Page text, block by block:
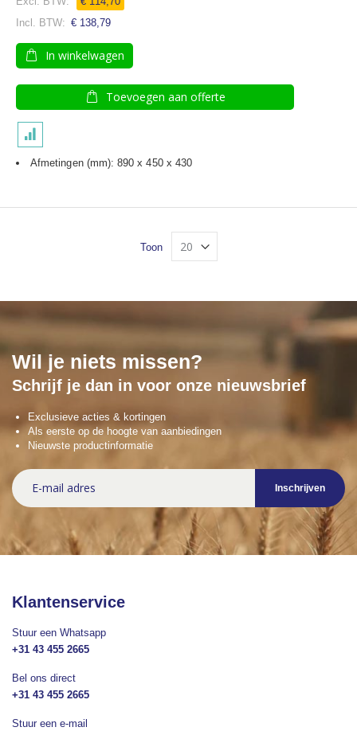
€ 138,79
In winkelwagen
Toevoegen aan offerte
Afmetingen (mm): 890 x 450 x 430
Toon
Wil je niets missen?
Schrijf je dan in voor onze nieuwsbrief
Exclusieve acties & kortingen
Als eerste op de hoogte van aanbiedingen
Nieuwste productinformatie
Abonneer
u
op
Inschrijven
Klantenservice
Stuur een Whatsapp
+31 43 455 2665
Bel ons direct
+31 43 455 2665
Stuur een e-mail